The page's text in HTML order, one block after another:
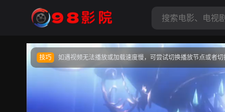
收藏 98影院网址：www.playrelumine.com /
正在播放《不死者之王第三季》第01集 - 高清
不要轻易相信视频中的任何广告，谨防上当受骗